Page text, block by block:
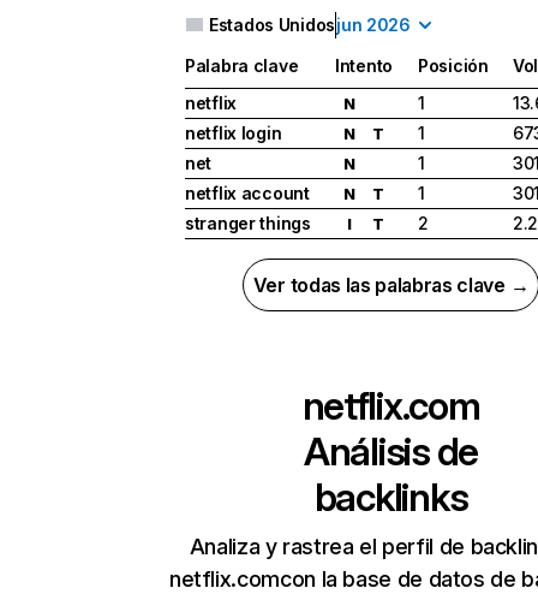
Estados Unidosjun 2026
Palabra clave Intento Posición
netflix
N 1
netflix login
N T 1
net
N 1
netflix account
N T 1
stranger things
I T 2
Ver todas las palabras clave →
netflix.com
Análisis de
backlinks
Analiza y rastrea el perfil de
netflix.comcon la base de datos de